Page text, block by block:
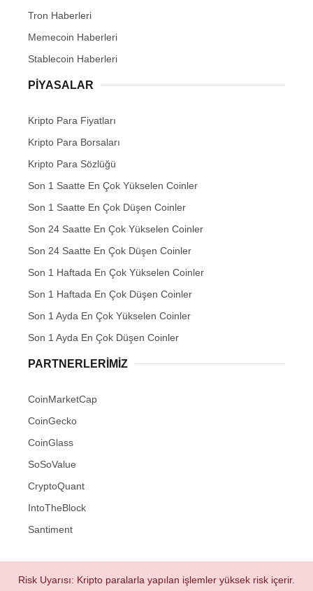
Tron Haberleri
Memecoin Haberleri
Stablecoin Haberleri
PIYASALAR
Kripto Para Fiyatları
Kripto Para Borsaları
Kripto Para Sözlüğü
Son 1 Saatte En Çok Yükselen Coinler
Son 1 Saatte En Çok Düşen Coinler
Son 24 Saatte En Çok Yükselen Coinler
Son 24 Saatte En Çok Düşen Coinler
Son 1 Haftada En Çok Yükselen Coinler
Son 1 Haftada En Çok Düşen Coinler
Son 1 Ayda En Çok Yükselen Coinler
Son 1 Ayda En Çok Düşen Coinler
PARTNERLERIMIZ
CoinMarketCap
CoinGecko
CoinGlass
SoSoValue
CryptoQuant
IntoTheBlock
Santiment
Risk Uyarısı: Kripto paralarla yapılan işlemler yüksek risk içerir.